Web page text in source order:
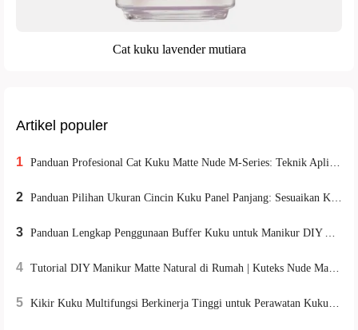
Cat kuku lavender mutiara
Artikel populer
1 Panduan Profesional Cat Kuku Matte Nude M-Series: Teknik Aplikasi Cepat Kering dan Tingkatkan Kepuasan Pelanggan
2 Panduan Pilihan Ukuran Cincin Kuku Panel Panjang: Sesuaikan Kode Panel dengan Tipe Tangan Secara Cepat
3 Panduan Lengkap Penggunaan Buffer Kuku untuk Manikur DIY Aman & Efektif di Rumah
4 Tutorial DIY Manikur Matte Natural di Rumah | Kuteks Nude Matte Aman & Teknik Anti Belang
5 Kikir Kuku Multifungsi Berkinerja Tinggi untuk Perawatan Kuku Rumahan | Panduan Lengkap & Tips Penggunaan